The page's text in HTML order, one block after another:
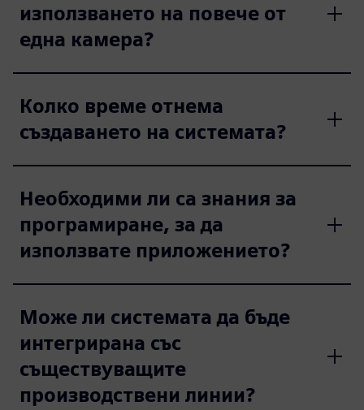
използването на повече от
една камера?
Колко време отнема
създаването на системата?
Необходими ли са знания за
програмиране, за да
използвате приложението?
Може ли системата да бъде
интегрирана със
съществуващите
производствени линии?